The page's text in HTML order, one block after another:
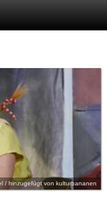
/ hinzugefügt von kulturbananen